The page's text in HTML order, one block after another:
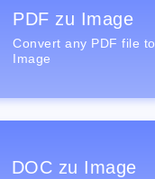
PDF zu Image
Convert any PDF file to
Image
DOC zu Image